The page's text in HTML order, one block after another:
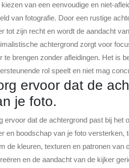
kiezen van een eenvoudige en niet-
van fotografie. Door een rustige
tot zijn recht en wordt de aandacht
achtergrond zorgt voor
te brengen zonder afleidingen. Het is
rol speelt en niet mag
ervoor dat de
je foto.
ervoor dat de achtergrond past bij het
en boodschap van je foto versterken,
de kleuren, texturen en patronen van
en de aandacht van de kijker